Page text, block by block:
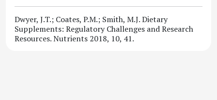
Dwyer, J.T.; Coates, P.M.; Smith, M.J. Dietary
Supplements: Regulatory Challenges and Research
Resources. Nutrients 2018, 10, 41.